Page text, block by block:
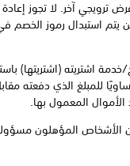
ترويجي آخر. لا تجوز
يتم استبدال رموز الخصم
خدمة اشتريته (اشتريتها)
للمبلغ الذي دفعته
المعمول بها.
الأشخاص المؤهلون